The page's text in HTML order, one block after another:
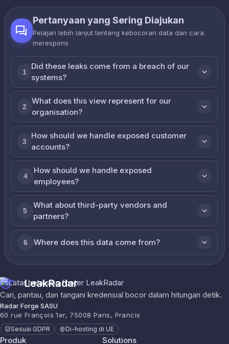
Pertanyaan yang Sering Diajukan
Pelajari lebih lanjut tentang kebocoran data dan cara
merespons
1
Did these leaks come from a breach of our
systems?
2
What does this view represent for our
organisation?
3
How should we handle exposed customer
accounts?
4
How should we handle exposed
employees?
5
What about third-party vendors and
partners?
6 Where does this data come from?
LeakRadar
Cari, pantau, dan tangani kredensial bocor dalam hitungan detik.
Radar Forge SASU
60 rue François 1er, 75008 Paris, Prancis
Sesuai GDPR Di-hosting di UE
Produk Solutions